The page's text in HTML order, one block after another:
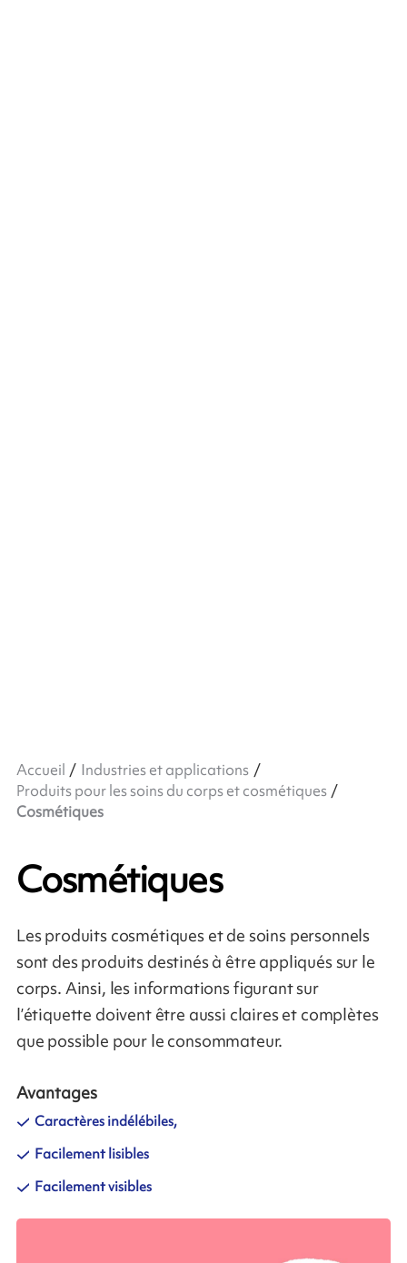
Accueil
Industries et applications
Produits pour les soins du corps et cosmétiques
Cosmétiques
Cosmétiques
Les produits cosmétiques et de soins personnels
sont des produits destinés à être appliqués sur le
corps. Ainsi, les informations figurant sur
l’étiquette doivent être aussi claires et complètes
que possible pour le consommateur.
Avantages
Caractères indélébiles,
Facilement lisibles
Facilement visibles